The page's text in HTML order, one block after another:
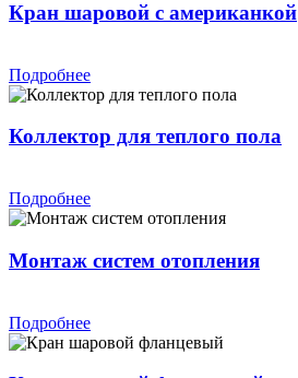
Кран шаровой с американкой
Подробнее
Коллектор для теплого пола
Подробнее
Монтаж систем отопления
Подробнее